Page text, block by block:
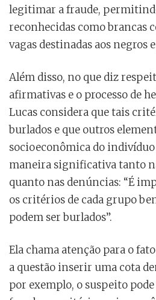
legitimar a fraude,
reconhecidas como brancas
vagas destinadas aos negros
Além disso, no que diz
afirmativas e o processo de
Lucas considera que tais
burlados e que outros
socioeconômica do
maneira significativa tanto
quanto nas denúncias: “É
os critérios de cada grupo
podem ser burlados”.
Ela chama atenção para o
a questão inserir uma cota
por exemplo, o suspeito